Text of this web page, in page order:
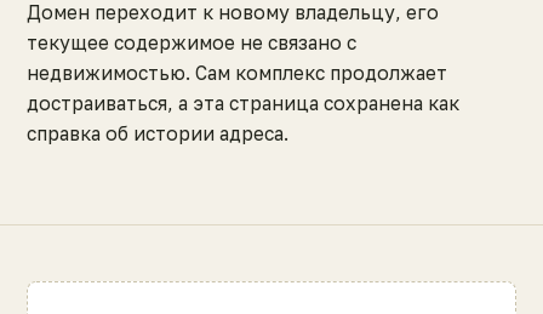
Домен переходит к новому владельцу, его
текущее содержимое не связано с
недвижимостью. Сам комплекс продолжает
достраиваться, а эта страница сохранена как
справка об истории адреса.